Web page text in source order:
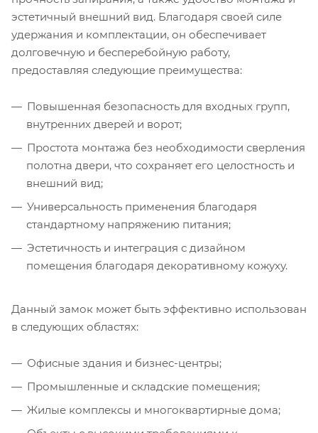
эстетичный внешний вид. Благодаря своей силе
удержания и комплектации, он обеспечивает
долговечную и бесперебойную работу,
предоставляя следующие преимущества:
Повышенная безопасность для входных групп,
внутренних дверей и ворот;
Простота монтажа без необходимости сверления
полотна двери, что сохраняет его целостность и
внешний вид;
Универсальность применения благодаря
стандартному напряжению питания;
Эстетичность и интеграция с дизайном
помещения благодаря декоративному кожуху.
Данный замок может быть эффективно использован
в следующих областях:
Офисные здания и бизнес-центры;
Промышленные и складские помещения;
Жилые комплексы и многоквартирные дома;